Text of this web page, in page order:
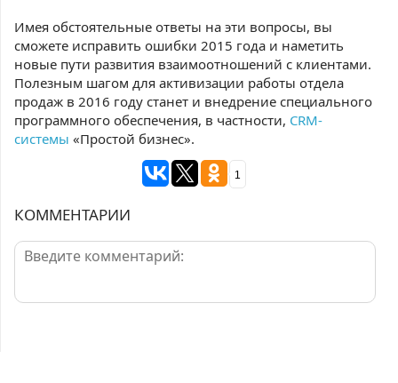
Имея обстоятельные ответы на эти вопросы, вы
сможете исправить ошибки 2015 года и наметить
новые пути развития взаимоотношений с клиентами.
Полезным шагом для активизации работы отдела
продаж в 2016 году станет и внедрение специального
программного обеспечения, в частности, CRM-
системы «Простой бизнес».
1
КОММЕНТАРИИ